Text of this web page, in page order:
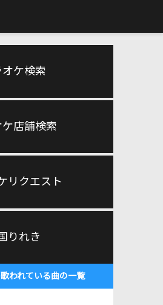
オケ検索
ケ店舗検索
リクエスト
りれき
われている曲の一覧